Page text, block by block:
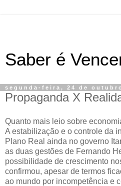
Saber é
segunda-feira, 24 de
Propaganda X
Quanto mais leio sobre
A estabilização e o controle da
Plano Real ainda no governo
as duas gestões de Fernando
possibilidade de crescimento
confirmou, apesar de termos
ao mundo por incompetência e